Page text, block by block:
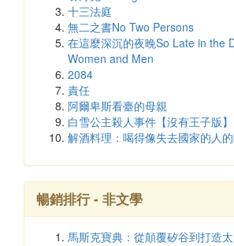
十三法庭
無二之書No Two Persons
在這麼深沉的夜晚So Late in the
Women and Men
2084
責任
阿爾卑斯看臺的母親
白雪公主殺人事件【沒有王子版】
解酒料理：喝得像失去國家的人
暢銷排行 - 非文學
馬斯克寶典：從顛覆矽谷到打造